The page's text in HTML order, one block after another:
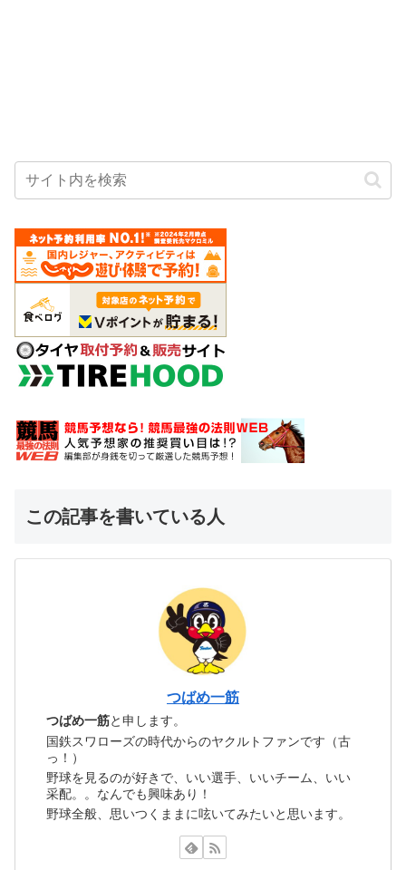
この記事を書いている人
つばめ一筋
つばめ一筋と申します。
国鉄スワローズの時代からのヤクルトファンです（古
っ！）
野球を見るのが好きで、いい選手、いいチーム、いい
采配。。なんでも興味あり！
野球全般、思いつくままに呟いてみたいと思います。